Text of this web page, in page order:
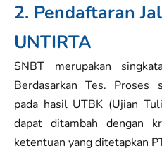
2. Pendaftaran
UNTIRTA
SNBT merupakan
Berdasarkan Tes. Proses
pada hasil UTBK (Ujian
dapat ditambah dengan
ketentuan yang ditetapkan